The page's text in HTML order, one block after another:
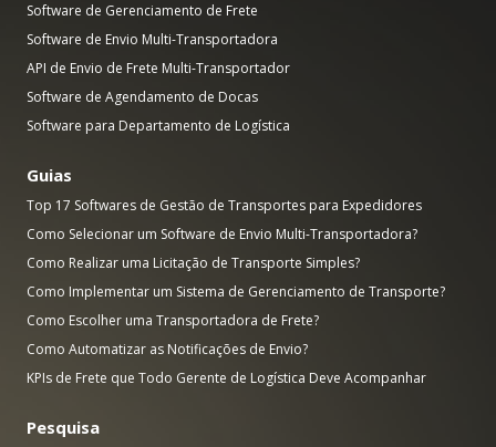
Software de Gerenciamento de Frete
Software de Envio Multi-Transportadora
API de Envio de Frete Multi-Transportador
Software de Agendamento de Docas
Software para Departamento de Logística
Guias
Top 17 Softwares de Gestão de Transportes para Expedidores
Como Selecionar um Software de Envio Multi-Transportadora?
Como Realizar uma Licitação de Transporte Simples?
Como Implementar um Sistema de Gerenciamento de Transporte?
Como Escolher uma Transportadora de Frete?
Como Automatizar as Notificações de Envio?
KPIs de Frete que Todo Gerente de Logística Deve Acompanhar
Pesquisa